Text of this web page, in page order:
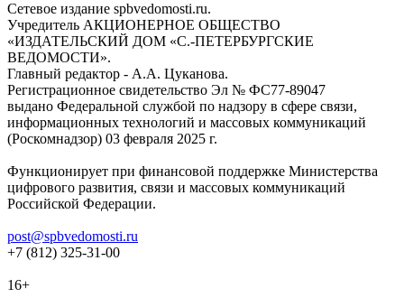
Сетевое издание spbvedomosti.ru.
Учредитель АКЦИОНЕРНОЕ ОБЩЕСТВО
«ИЗДАТЕЛЬСКИЙ ДОМ «С.-ПЕТЕРБУРГСКИЕ
ВЕДОМОСТИ».
Главный редактор - А.А. Цуканова.
Регистрационное свидетельство Эл № ФС77-89047
выдано Федеральной службой по надзору в сфере связи,
информационных технологий и массовых коммуникаций
(Роскомнадзор) 03 февраля 2025 г.
Функционирует при финансовой поддержке Министерства
цифрового развития, связи и массовых коммуникаций
Российской Федерации.
post@spbvedomosti.ru
+7 (812) 325-31-00
16+